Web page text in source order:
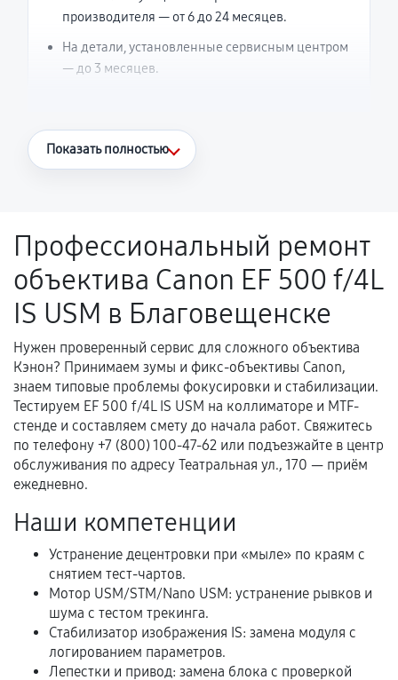
производителя — от 6 до 24 месяцев.
На детали, установленные сервисным центром
— до 3 месяцев.
Что считается гарантийным случаем
Поломка установленной детали при
нормальной эксплуатации в течение
гарантийного срока.
Несоответствие комплектующей заявленным
техническим характеристикам.
Документы для подтверждения
гарантии
Гарантийный талон.
услуг и сроком гарантии.
Документы на установленные комплектующие
и кассовый чек.
Расширенная гарантия
Показать полностью
Профессиональный ремонт
объектива Canon EF 500 f/4L
IS USM в Благовещенске
Нужен проверенный сервис для сложного объектива
Кэнон? Принимаем зумы и фикс-объективы Canon,
знаем типовые проблемы фокусировки и стабилизации.
Тестируем EF 500 f/4L IS USM на коллиматоре и MTF-
стенде и составляем смету до начала работ. Свяжитесь
по телефону +7 (800) 100-47-62 или подъезжайте в центр
обслуживания по адресу Театральная ул., 170 — приём
ежедневно.
Наши компетенции
Устранение децентровки при «мыле» по краям с
снятием тест-чартов.
Мотор USM/STM/Nano USM: устранение рывков и
шума с тестом трекинга.
Стабилизатор изображения IS: замена модуля с
логированием параметров.
Лепестки и привод: замена блока с проверкой